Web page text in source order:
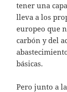
tener una
lleva a los
europeo que
carbón y del
básicas.
Pero junto a